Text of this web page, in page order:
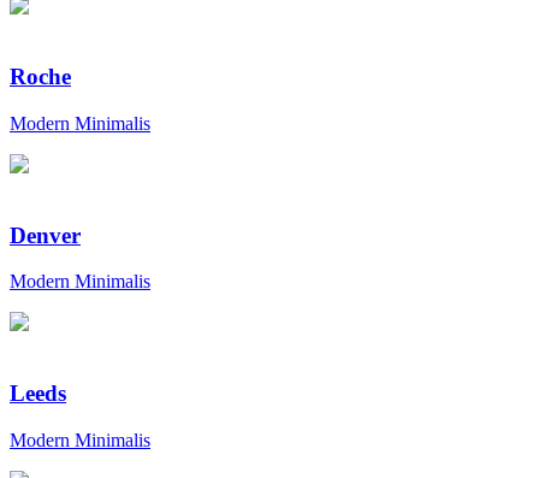
Roche
Modern Minimalis
Denver
Modern Minimalis
Leeds
Modern Minimalis